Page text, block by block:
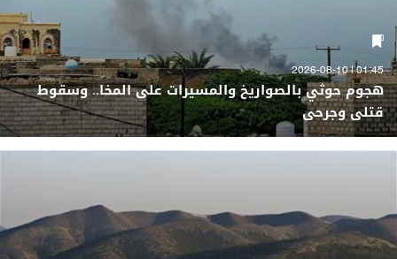
01:45 | 2026-08-10
هجوم حوثي بالصواريخ والمسيرات على المخا.. وسقوط
قتلى وجرحى